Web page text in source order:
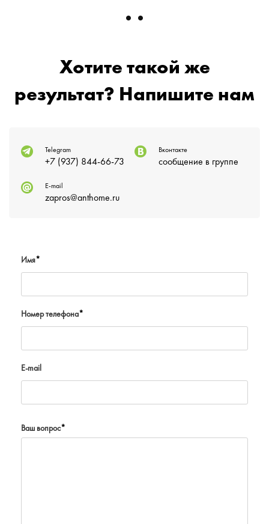
Хотите такой же
результат? Напишите нам
Telegram
+7 (937) 844-66-73
Вконтакте
сообщение в группе
E-mail
zapros@anthome.ru
Имя*
Номер телефона*
E-mail
Ваш вопрос*